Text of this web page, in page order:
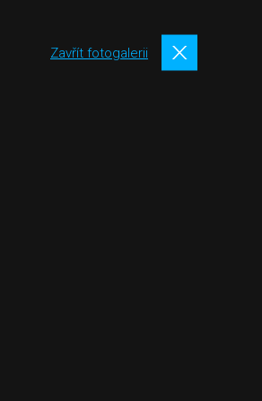
Zavřít fotogalerii